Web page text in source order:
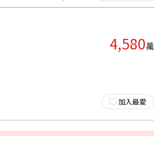
4,580萬
加入最愛